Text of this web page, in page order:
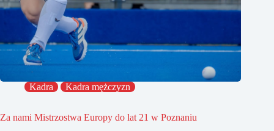
Kadra Kadra mężczyzn
Za nami Mistrzostwa Europy do lat 21 w Poznaniu